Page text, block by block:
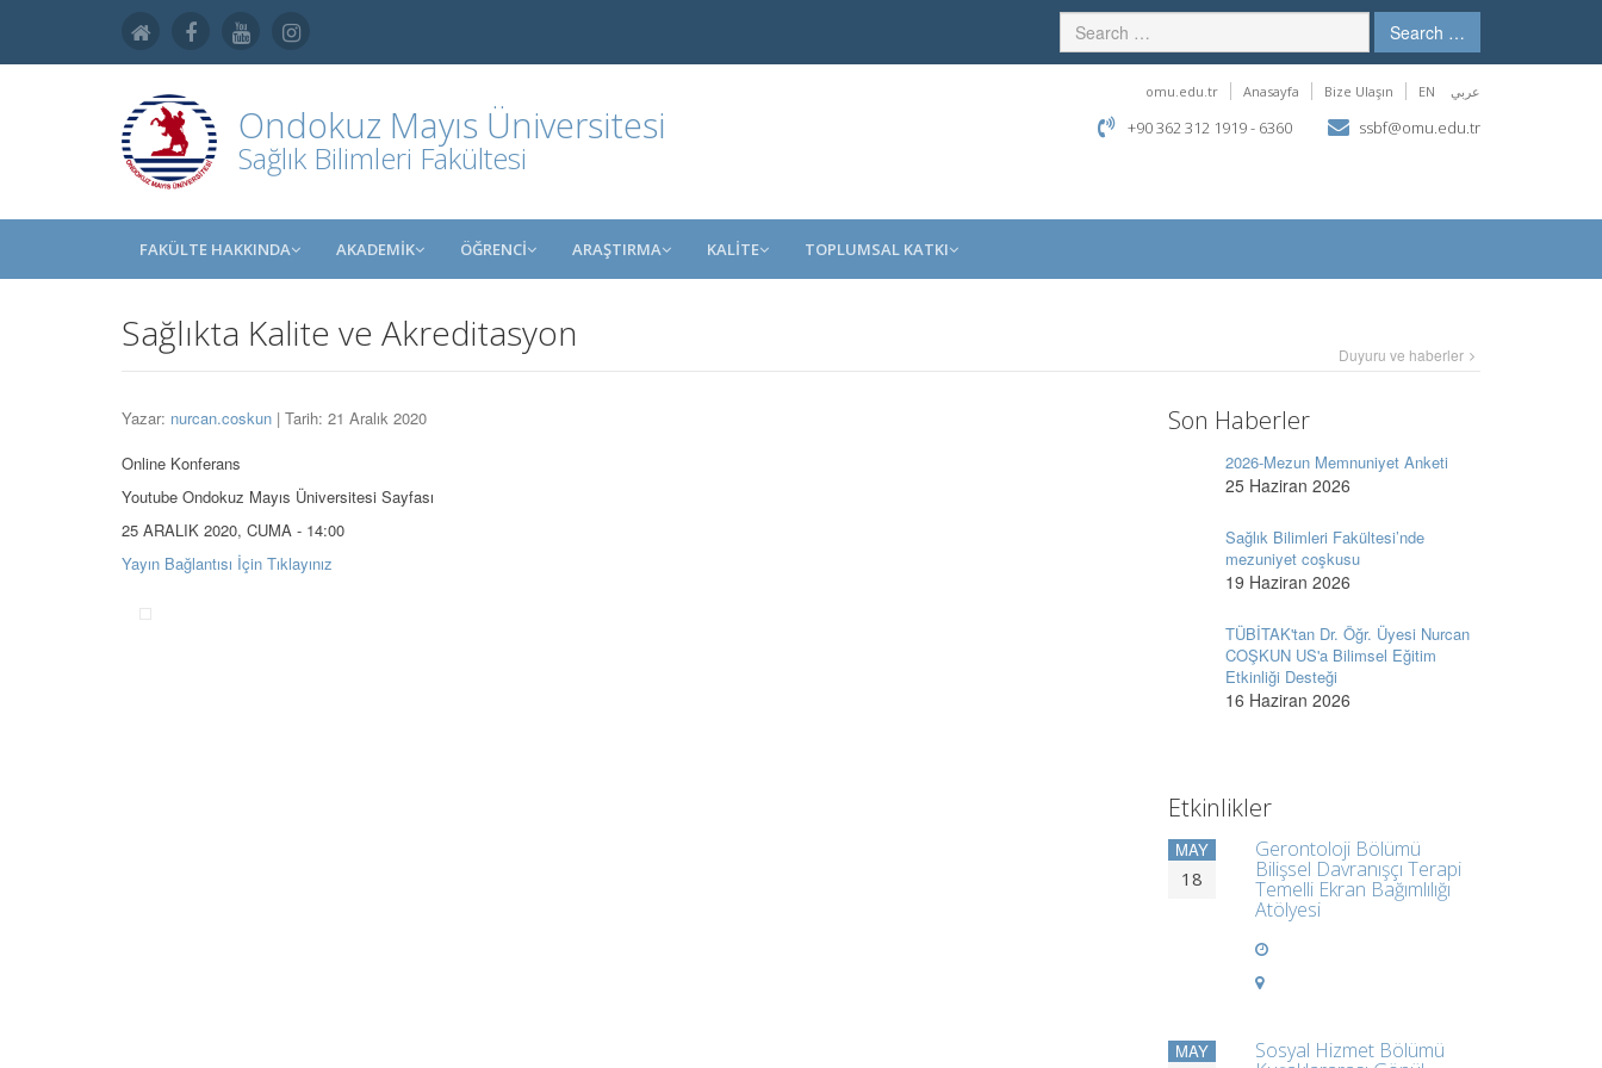
Search …
Ondokuz Mayıs Üniversitesi
Sağlık Bilimleri Fakültesi
omu.edu.tr Anasayfa Bize Ulaşın EN عربي
+90 362 312 1919 - 6360 ssbf@omu.edu.tr
FAKÜLTE HAKKINDA AKADEMİK ÖĞRENCİ ARAŞTIRMA KALİTE TOPLUMSAL KATKI
Sağlıkta Kalite ve Akreditasyon Duyuru ve haberler
Yazar: nurcan.coskun | Tarih: 21 Aralık 2020
Online Konferans
Youtube Ondokuz Mayıs Üniversitesi Sayfası
25 ARALIK 2020, CUMA - 14:00
Yayın Bağlantısı İçin Tıklayınız
Son Haberler
2026-Mezun Memnuniyet Anketi
25 Haziran 2026
Sağlık Bilimleri Fakültesi’nde
mezuniyet coşkusu
19 Haziran 2026
TÜBİTAK'tan Dr. Öğr. Üyesi Nurcan
COŞKUN US'a Bilimsel Eğitim
Etkinliği Desteği
16 Haziran 2026
Etkinlikler
MAY
18
Gerontoloji Bölümü
Bilişsel Davranışçı Terapi
Temelli Ekran Bağımlılığı
Atölyesi
MAY Sosyal Hizmet Bölümü